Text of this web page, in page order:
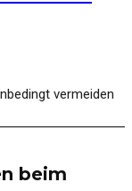
vermeiden
beim